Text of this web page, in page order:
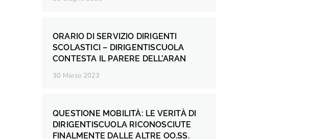
ORARIO DI SERVIZIO DIRIGENTI
SCOLASTICI – DIRIGENTISCUOLA
CONTESTA IL PARERE DELL’ARAN
30 Marzo 2023
QUESTIONE MOBILITÀ: LE VERITÀ DI
DIRIGENTISCUOLA RICONOSCIUTE
FINALMENTE DALLE ALTRE OO.SS.